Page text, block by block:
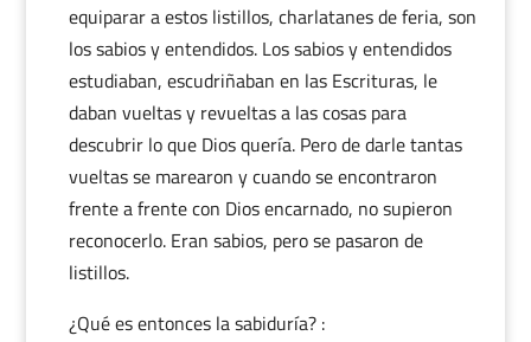
equiparar a estos listillos, charlatanes de feria, son
los sabios y entendidos. Los sabios y entendidos
estudiaban, escudriñaban en las Escrituras, le
daban vueltas y revueltas a las cosas para
descubrir lo que Dios quería. Pero de darle tantas
vueltas se marearon y cuando se encontraron
frente a frente con Dios encarnado, no supieron
reconocerlo. Eran sabios, pero se pasaron de
listillos.
¿Qué es entonces la sabiduría? :